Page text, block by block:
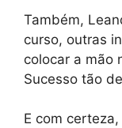
Também,
curso, outras
colocar a mão
Sucesso tão
E com